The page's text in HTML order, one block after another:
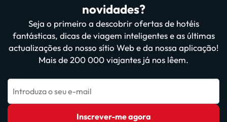
novidades?
Seja o primeiro a descobrir ofertas de hotéis
fantásticas, dicas de viagem inteligentes e as últimas
actualizações do nosso sítio Web e da nossa aplicação!
Mais de 200 000 viajantes já nos lêem.
Introduza o seu e-mail
Inscrever-me agora